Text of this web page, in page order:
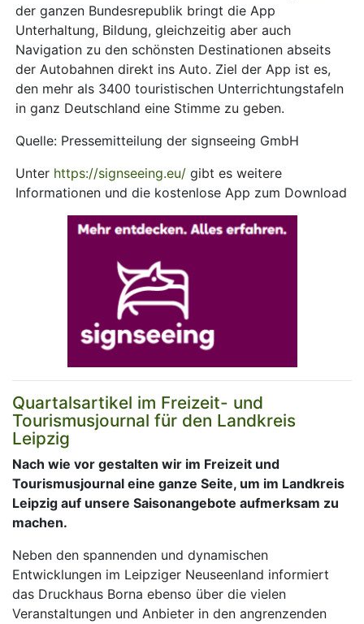
der ganzen Bundesrepublik bringt die App
Unterhaltung, Bildung, gleichzeitig aber auch
Navigation zu den schönsten Destinationen abseits
der Autobahnen direkt ins Auto. Ziel der App ist es,
den mehr als 3400 touristischen Unterrichtungstafeln
in ganz Deutschland eine Stimme zu geben.
Quelle: Pressemitteilung der signseeing GmbH
Unter https://signseeing.eu/ gibt es weitere
Informationen und die kostenlose App zum Download
Quartalsartikel im Freizeit- und
Tourismusjournal für den Landkreis
Leipzig
Nach wie vor gestalten wir im Freizeit und
Tourismusjournal eine ganze Seite, um im Landkreis
Leipzig auf unsere Saisonangebote aufmerksam zu
machen.
Neben den spannenden und dynamischen
Entwicklungen im Leipziger Neuseenland informiert
das Druckhaus Borna ebenso über die vielen
Veranstaltungen und Anbieter in den angrenzenden